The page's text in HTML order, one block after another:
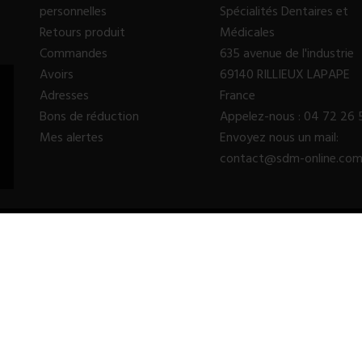
personnelles
Retours produit
Commandes
Avoirs
Adresses
Bons de réduction
Mes alertes
Spécialités Dentaires et
Médicales
635 avenue de l'industrie
69140 RILLIEUX LAPAPE
France
Appelez-nous : 04 72 26
Envoyez nous un mail:
contact@sdm-online.com